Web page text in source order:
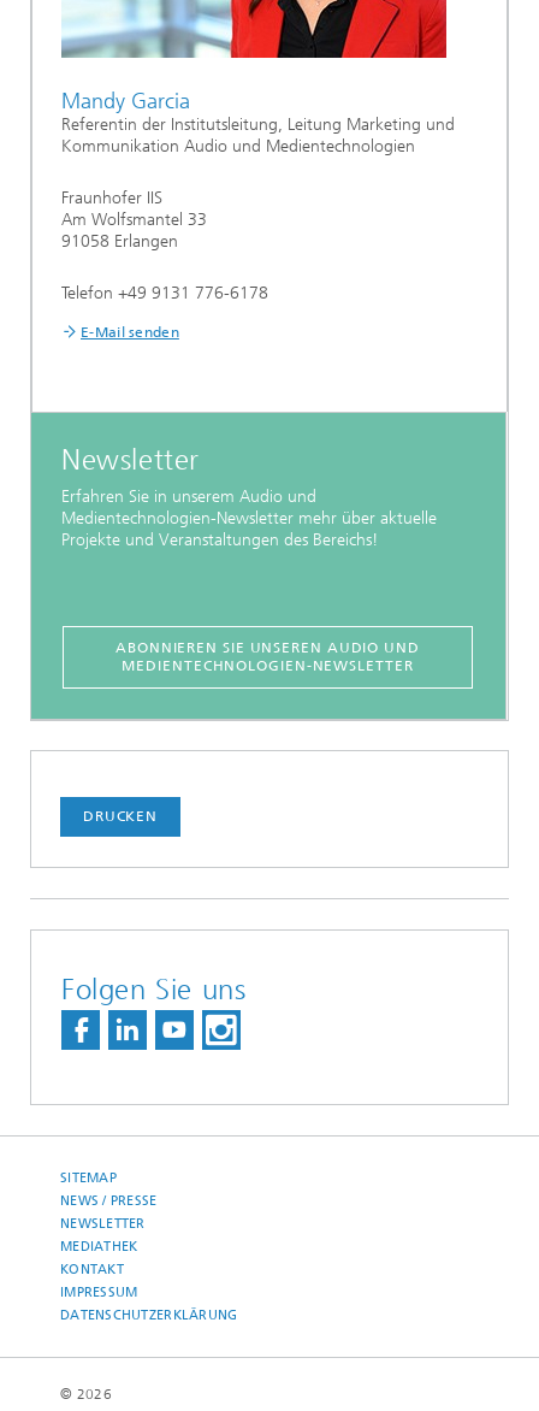
Mandy Garcia
Referentin der Institutsleitung, Leitung Marketing und
Kommunikation Audio und Medientechnologien
Fraunhofer IIS
Am Wolfsmantel 33
91058 Erlangen
Telefon +49 9131 776-6178
E-Mail senden
Newsletter
Erfahren Sie in unserem Audio und
Medientechnologien-Newsletter mehr über aktuelle
Projekte und Veranstaltungen des Bereichs!
ABONNIEREN SIE UNSEREN AUDIO UND
MEDIENTECHNOLOGIEN-NEWSLETTER
DRUCKEN
Folgen Sie uns
SITEMAP
NEWS / PRESSE
NEWSLETTER
MEDIATHEK
KONTAKT
IMPRESSUM
DATENSCHUTZERKLÄRUNG
© 2026